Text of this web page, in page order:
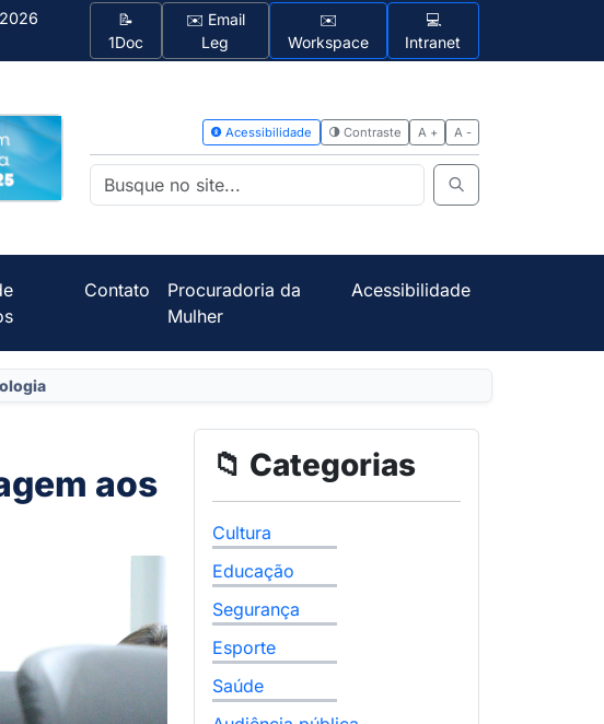
📝
1Doc
✉️ Email
Leg
✉️
Workspace
💻
Intranet
Contato
Procuradoria da
Mulher
Acessibilidade
aos
📁 Categorias
Cultura
Educação
Segurança
Esporte
Saúde